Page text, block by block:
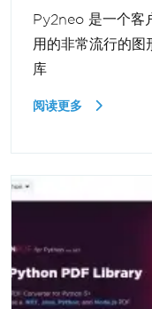
Py2neo 是一个客
用的非常流行的
库
阅读更多